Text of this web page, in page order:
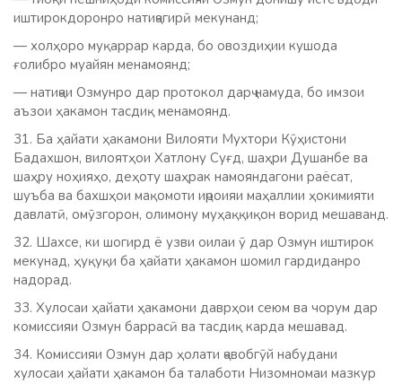
иштирокдоронро натиҷагирӣ мекунанд;
— холҳоро муқаррар карда, бо овоздиҳии кушода
ғолибро муайян менамоянд;
— натиҷаи Озмунро дар протокол дарҷ намуда, бо имзои
аъзои ҳакамон тасдиқ менамоянд.
31. Ба ҳайати ҳакамони Вилояти Мухтори Кӯҳистони
Бадахшон, вилоятҳои Хатлону Суғд, шаҳри Душанбе ва
шаҳру ноҳияҳо, деҳоту шаҳрак намояндагони раёсат,
шуъба ва бахшҳои мақомоти иҷроияи маҳаллии ҳокимияти
давлатӣ, омӯзгорон, олимону муҳаққиқон ворид мешаванд.
32. Шахсе, ки шогирд ё узви оилаи ӯ дар Озмун иштирок
мекунад, ҳуқуқи ба ҳайати ҳакамон шомил гардиданро
надорад.
33. Хулосаи ҳайати ҳакамони даврҳои сеюм ва чорум дар
комиссияи Озмун баррасӣ ва тасдиқ карда мешавад.
34. Комиссияи Озмун дар ҳолати ҷавобгӯй набудани
хулосаи ҳайати ҳакамон ба талаботи Низомномаи мазкур